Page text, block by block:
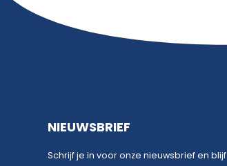
NIEUWSBRIEF
Schrijf je in voor onze nieuwsbrief en blijf